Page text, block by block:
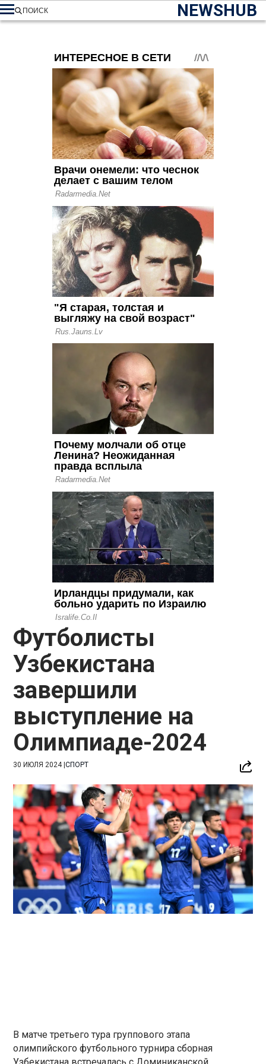
NEWSHUB
ПОИСК
Футболисты
Узбекистана
завершили
выступление на
Олимпиаде-2024
30 ИЮЛЯ 2024|СПОРТ
В матче третьего тура группового этапа
олимпийского футбольного турнира сборная